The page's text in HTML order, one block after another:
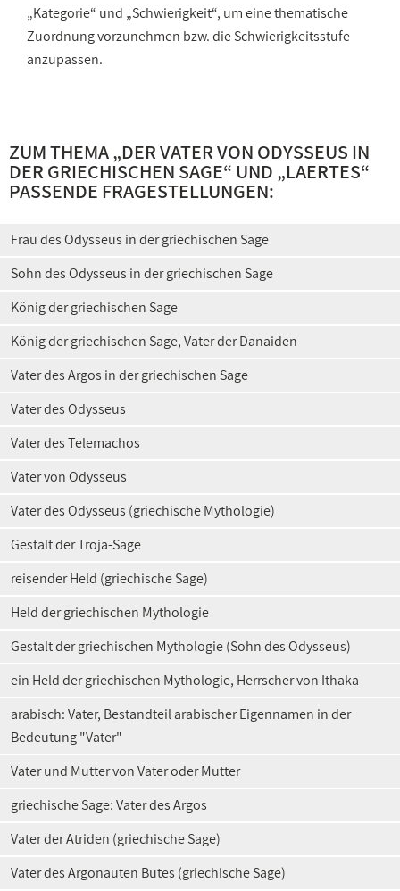
„Kategorie“ und „Schwierigkeit“, um eine thematische
Zuordnung vorzunehmen bzw. die Schwierigkeitsstufe
anzupassen.
ZUM THEMA „DER VATER VON ODYSSEUS IN
DER GRIECHISCHEN SAGE“ UND „LAERTES“
PASSENDE FRAGESTELLUNGEN:
Frau des Odysseus in der griechischen Sage
Sohn des Odysseus in der griechischen Sage
König der griechischen Sage
König der griechischen Sage, Vater der Danaiden
Vater des Argos in der griechischen Sage
Vater des Odysseus
Vater des Telemachos
Vater von Odysseus
Vater des Odysseus (griechische Mythologie)
Gestalt der Troja-Sage
reisender Held (griechische Sage)
Held der griechischen Mythologie
Gestalt der griechischen Mythologie (Sohn des Odysseus)
ein Held der griechischen Mythologie, Herrscher von Ithaka
arabisch: Vater, Bestandteil arabischer Eigennamen in der
Bedeutung "Vater"
Vater und Mutter von Vater oder Mutter
griechische Sage: Vater des Argos
Vater der Atriden (griechische Sage)
Vater des Argonauten Butes (griechische Sage)